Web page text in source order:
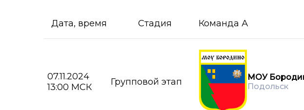
Дата, время Стадия Команда А
07.11.2024
13:00 МСК
Групповой этап
МОУ
Подольск